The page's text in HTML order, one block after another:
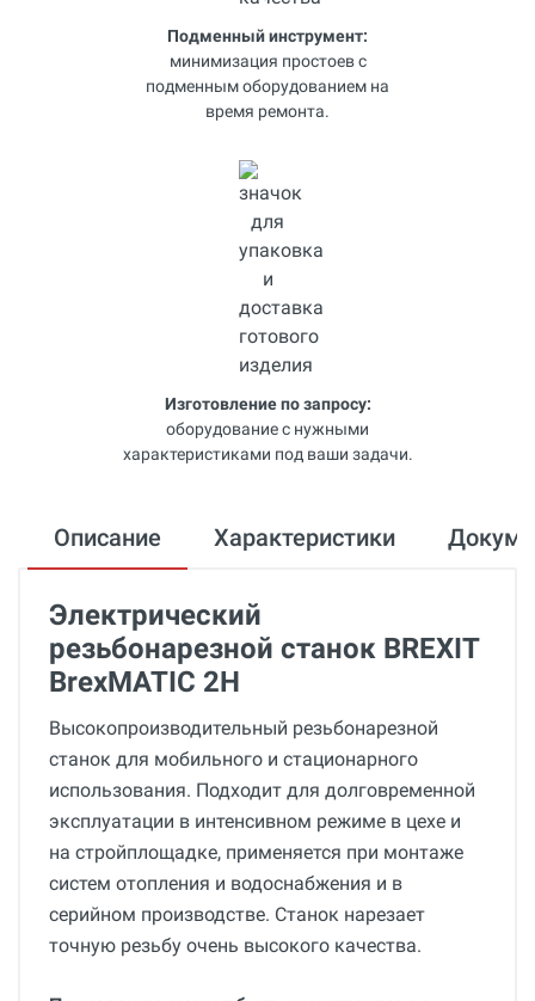
Подменный инструмент:
минимизация простоев с
подменным оборудованием на
время ремонта.
Изготовление по запросу:
оборудование с нужными
характеристиками под ваши задачи.
Описание Характеристики
Электрический
резьбонарезной станок BREXIT
BrexMATIC 2H
Высокопроизводительный резьбонарезной
станок для мобильного и стационарного
использования. Подходит для долговременной
эксплуатации в интенсивном режиме в цехе и
на стройплощадке, применяется при монтаже
систем отопления и водоснабжения и в
серийном производстве. Станок нарезает
точную резьбу очень высокого качества.